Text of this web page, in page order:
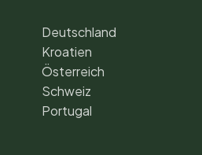
Deutschland
Kroatien
Österreich
Schweiz
Portugal